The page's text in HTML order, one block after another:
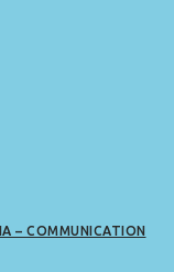
– COMMUNICATION